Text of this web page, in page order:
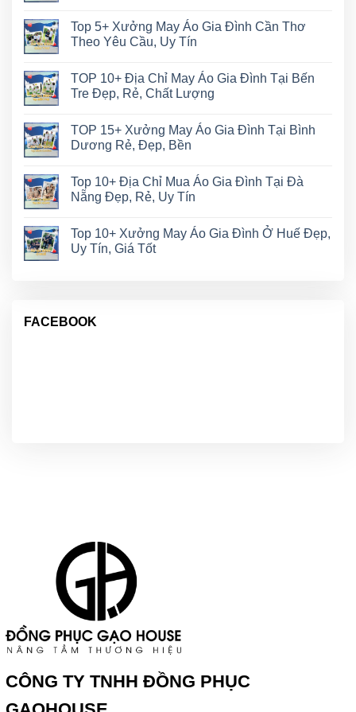
Top 5+ Xưởng May Áo Gia Đình Cần Thơ
Theo Yêu Cầu, Uy Tín
TOP 10+ Địa Chỉ May Áo Gia Đình Tại Bến
Tre Đẹp, Rẻ, Chất Lượng
TOP 15+ Xưởng May Áo Gia Đình Tại Bình
Dương Rẻ, Đẹp, Bền
Top 10+ Địa Chỉ Mua Áo Gia Đình Tại Đà
Nẵng Đẹp, Rẻ, Uy Tín
Top 10+ Xưởng May Áo Gia Đình Ở Huế Đẹp,
Uy Tín, Giá Tốt
FACEBOOK
CÔNG TY TNHH ĐỒNG PHỤC